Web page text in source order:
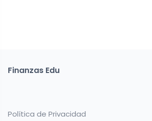
Finanzas Edu
Política de Privacidad